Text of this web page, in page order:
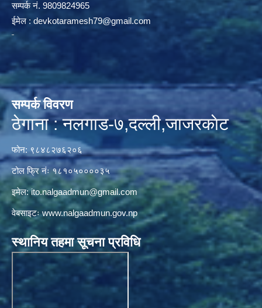
सम्पर्क न‌ं. 9809824965
ईमेल : devkotaramesh79@gmail.com
सम्पर्क विवरण
ठेगाना : नलगाड-७,दल्ली,जाजरकाेट
फोन: ९८४८२७६२०६
टोल फ्रि नंः १८१०५००००३५
इमेल:ito.nalgaadmun@gmail.com
वेबसाइटःwww.nalgaadmun.gov.np
स्थानिय तहमा सूचना प्रविधि